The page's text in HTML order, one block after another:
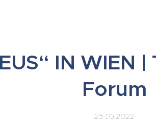
IN WIEN
Forum
25.03.2022